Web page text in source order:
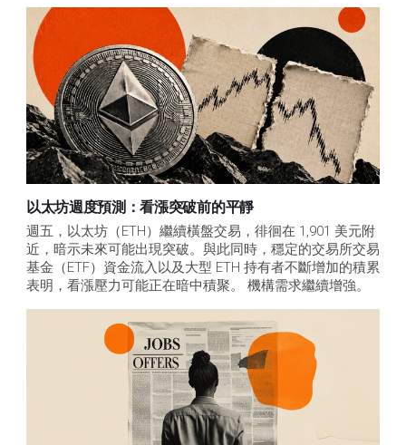
以太坊週度預測：看漲突破前的平靜
週五，以太坊（ETH）繼續橫盤交易，徘徊在 1,901 美元附
近，暗示未來可能出現突破。與此同時，穩定的交易所交易
基金（ETF）資金流入以及大型 ETH 持有者不斷增加的積累
表明，看漲壓力可能正在暗中積聚。 機構需求繼續增強。